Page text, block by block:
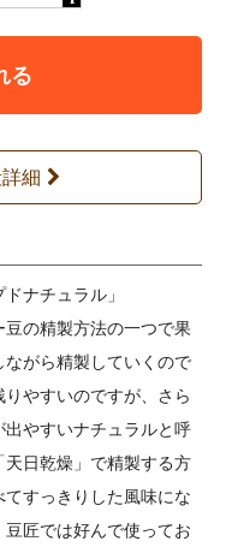
る
細
ドナチュラル」
豆の精製方法の一つで果
ながら精製していくので
りやすいのですが、さら
出やすいナチュラルと呼
天日乾燥」で精製する方
てすっきりした風味にな
豆匠では好んで使ってお